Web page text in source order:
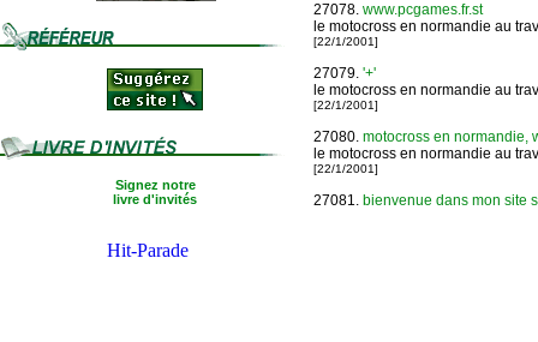
Signez notre
livre d'invités
27078. www.pcgames.fr.st
le motocross en normandie au
[22/1/2001]
27079. '+'
le motocross en normandie au
[22/1/2001]
27080. motocross en normandie,
le motocross en normandie au
[22/1/2001]
27081. bienvenue dans mon site